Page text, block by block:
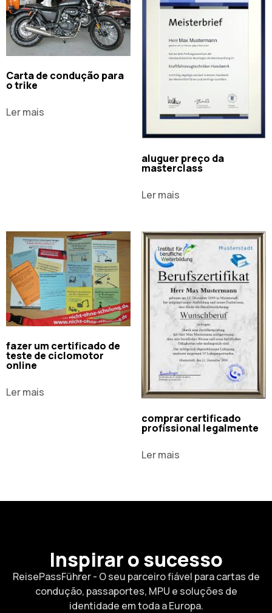
Carta de condução para
o trike
Ler mais
aluguer preço da
masterclass
Ler mais
fazer um certificado de
teste de ciclomotor
online
Ler mais
comprar certificado
profissional legalmente
Ler mais
Inspirar o sucesso
ReisePassFührer - O seu parceiro fiável para cartas de
condução, passaportes, MPU e soluções de
identidade em toda a Europa.